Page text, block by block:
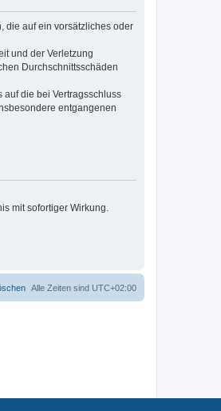
die auf ein vorsätzliches oder
und der Verletzung
Durchschnittsschäden
auf die bei Vertragsschluss
entgangenen
mit sofortiger Wirkung.
Alle Zeiten sind UTC+02:00